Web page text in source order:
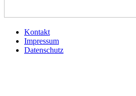
Kontakt
Impressum
Datenschutz